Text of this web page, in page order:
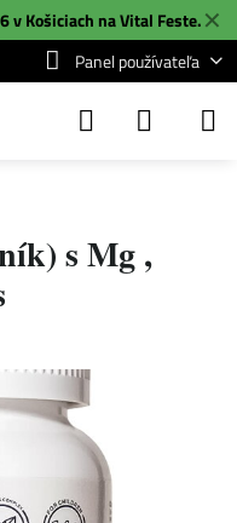
✕
v Košiciach naVital Feste.
Panel používateľa
s Mg ,